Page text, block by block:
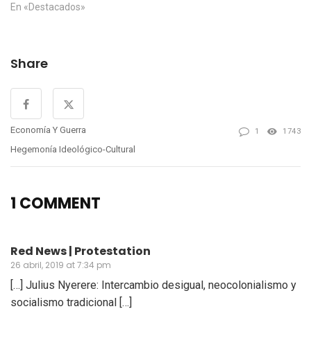
En «Destacados»
Share
Economía Y Guerra
Hegemonía Ideológico-Cultural
1 1743
1 COMMENT
Red News | Protestation
26 abril, 2019 at 7:34 pm
[…] Julius Nyerere: Intercambio desigual, neocolonialismo y
socialismo tradicional […]